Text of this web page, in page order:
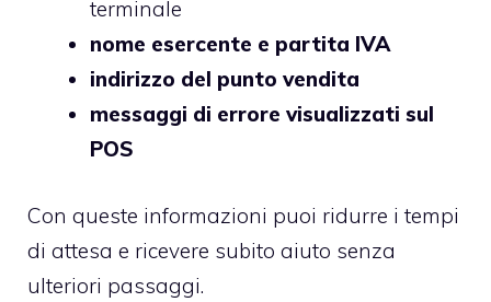
terminale
nome esercente e partita IVA
indirizzo del punto vendita
messaggi di errore visualizzati sul
POS
Con queste informazioni puoi ridurre i tempi
di attesa e ricevere subito aiuto senza
ulteriori passaggi.